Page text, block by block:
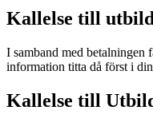
Kallelse till
I samband med
information titta då först i
Kallelse till